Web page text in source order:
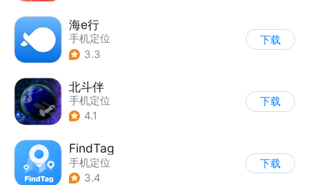
海e行
手机定位
3.3
下载
北斗伴
手机定位
4.1
下载
FindTag
手机定位
3.4
下载